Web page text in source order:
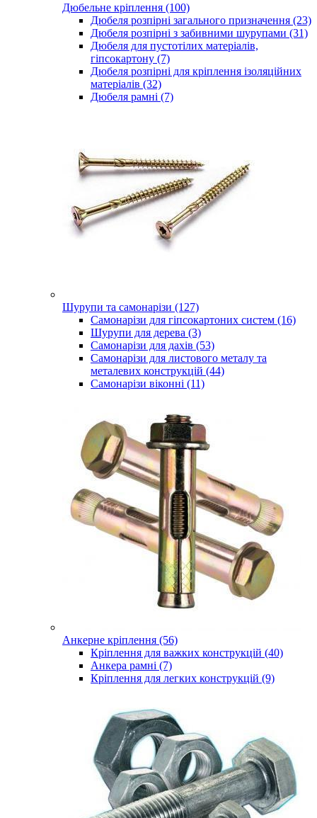
Дюбельне кріплення (100)
Дюбеля розпірні загального призначення (23)
Дюбеля розпірні з забивними шурупами (31)
Дюбеля для пустотілих матеріалів,
гіпсокартону (7)
Дюбеля розпірні для кріплення ізоляційних
матеріалів (32)
Дюбеля рамні (7)
Шурупи та самонарізи (127)
Самонарізи для гіпсокартоних систем (16)
Шурупи для дерева (3)
Самонарізи для дахів (53)
Самонарізи для листового металу та
металевих конструкцій (44)
Самонарізи віконні (11)
Анкерне кріплення (56)
Кріплення для важких конструкцій (40)
Анкера рамні (7)
Кріплення для легких конструкцій (9)